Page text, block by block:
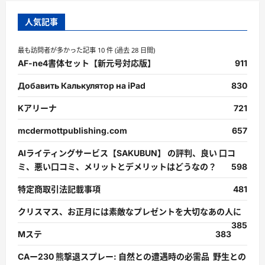
人気記事
最も訪問者が多かった記事 10 件 (過去 28 日間)
AF-ne4書体セット【新元号対応版】 911
Добавить Калькулятор на iPad 830
Kアリーナ 721
mcdermottpublishing.com 657
AIライティングサービス【SAKUBUN】 の評判、良い 口コ
ミ、悪い口コミ、メリットとデメリットはどうなの？
598
特定商取引法記載事項 481
クリスマス、お正月には素敵なプレゼントを大切なあの人に
385
Mステ
383
CAー230 熊撃退スプレー: 自然との遭遇時の必需品 野生との